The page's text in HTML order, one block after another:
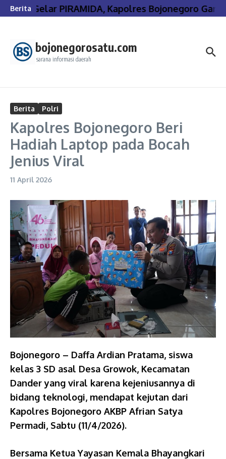
Lewati ke konten
BeritaGelar PIRAMIDA, Kapolres Bojonegoro
bojonegorosatu.com
sarana informasi daerah
Berita Polri
Kapolres Bojonegoro Beri
Hadiah Laptop pada Bocah
Jenius Viral
11 April 2026
Bojonegoro – Daffa Ardian Pratama, siswa
kelas 3 SD asal Desa Growok, Kecamatan
Dander yang viral karena kejeniusannya di
bidang teknologi, mendapat kejutan dari
Kapolres Bojonegoro AKBP Afrian Satya
Permadi, Sabtu (11/4/2026).
Bersama Ketua Yayasan Kemala Bhayangkari